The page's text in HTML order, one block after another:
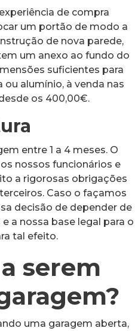
de compra
um portão de modo a
de nova parede,
um anexo ao fundo do
suficientes para
alumínio, à venda nas
os 400,00€.
entre 1 a 4 meses. O
nossos funcionários e
a rigorosas obrigações
Caso o façamos
decisão de depender de
a nossa base legal para o
tal efeito.
serem
uma garagem aberta,